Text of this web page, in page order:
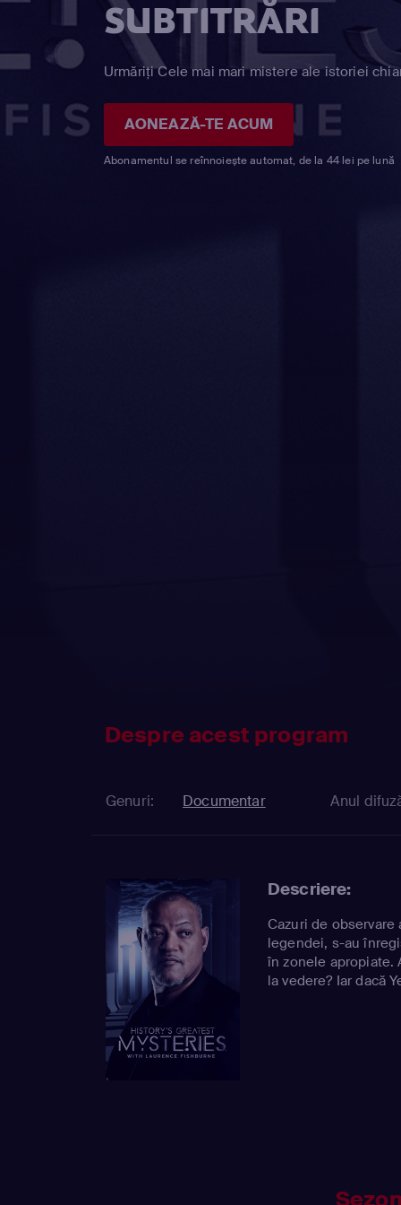
SUBTITRĂRI
Urmăriți Cele mai mari mistere ale istoriei
AONEAZĂ-TE ACUM
Abonamentul se reînnoiește automat, de la 44 lei pe lună
Despre acest program
Genuri: Documentar Anul
Descriere:
Cazuri de
legendei, s-au
în zonele apropiate.
la vedere? Iar dacă